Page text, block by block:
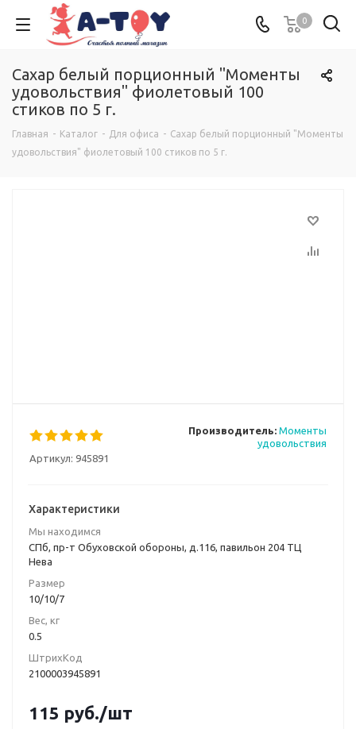
0
Сахар белый порционный "Моменты
удовольствия" фиолетовый 100
стиков по 5 г.
Главная - Каталог - Для офиса - Сахар белый порционный "Моменты
удовольствия" фиолетовый 100 стиков по 5 г.
Артикул: 945891
Производитель: Моменты
удовольствия
Характеристики
Мы находимся
СПб, пр-т Обуховской обороны, д.116, павильон 204 ТЦ
Нева
Размер
10/10/7
Вес, кг
0.5
ШтрихКод
2100003945891
115 руб./шт